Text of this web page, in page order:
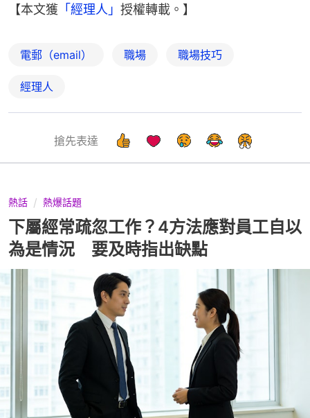
【本文獲 「經理人」 授權轉載。】
電郵（email） 職場 職場技巧
經理人
搶先表達
熱話 熱爆話題
下屬經常疏忽工作？4方法應對員工自以
為是情況 要及時指出缺點